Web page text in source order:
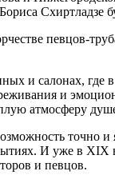
Схиртладзе
певцов-
и салонах, где
и
атмосферу
точно и
И уже в
и певцов.